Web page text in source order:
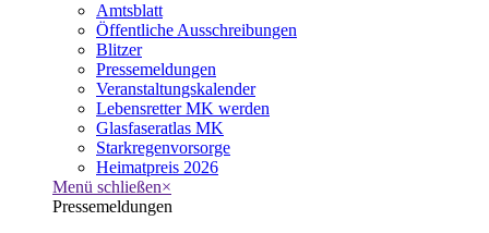
Amtsblatt
Öffentliche Ausschreibungen
Blitzer
Pressemeldungen
Veranstaltungskalender
Lebensretter MK werden
Glasfaseratlas MK
Starkregenvorsorge
Heimatpreis 2026
Menü schließen×
Pressemeldungen